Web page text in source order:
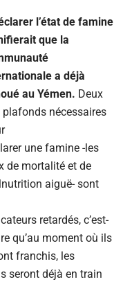
l’état de famine
que la
a déjà
au Yémen. Deux
plafonds nécessaires
une famine -les
de mortalité et de
aiguë- sont
retardés, c’est-
qu’au moment où ils
franchis, les
seront déjà en train